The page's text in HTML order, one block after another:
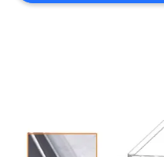
BITTE UM